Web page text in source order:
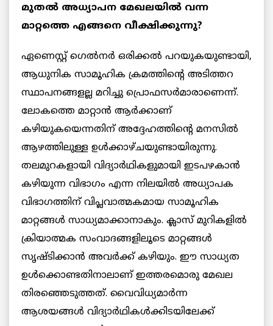
മുതൽ അധ്യാപന മേഖലയിൽ വന്ന
മാറ്റത്തെ എങ്ങനെ വീക്ഷിക്കുന്നു?
ഏണെസ്റ്റ് ഗെൽനർ ഒരിക്കൽ പറയുകയുണ്ടായി,
ആധുനിക സാമൂഹിക ക്രമത്തിന്റെ അടിത്തറ
സ്ഥാപനങ്ങളല്ല മറിച്ചു പ്രൊഫസർമാരാണെന്ന്.
ലോകത്തെ മാറ്റാൻ ആർക്കാണ്
കഴിയുകയെന്നതിന് അദ്ദേഹത്തിന്റെ മനസിൽ
ആഴത്തിലുള്ള ഉൾക്കാഴ്ചയുണ്ടായിരുന്നു.
തലമുറകളായി വിദ്യാർഥികളുമായി ഇടപഴകാൻ
കഴിയുന്ന വിഭാഗം എന്ന നിലയിൽ അധ്യാപക
വിഭാഗത്തിന് വിപ്ലവാത്മകമായ സാമൂഹിക
മാറ്റങ്ങൾ സാധ്യമാക്കാനാകും. ക്ലാസ് മുറികളിൽ
ക്രിയാത്മക സംവാദങ്ങളിലൂടെ മാറ്റങ്ങൾ
സൃഷ്ടിക്കാൻ അവർക്ക് കഴിയും. ഈ സാധ്യത
ഉൾക്കൊണ്ടതിനാലാണ് ഇത്തരമൊരു മേഖല
തിരഞ്ഞെടുത്തത്. വൈവിധ്യമാർന്ന
ആശയങ്ങൾ വിദ്യാർഥികൾക്കിടയിലേക്ക്